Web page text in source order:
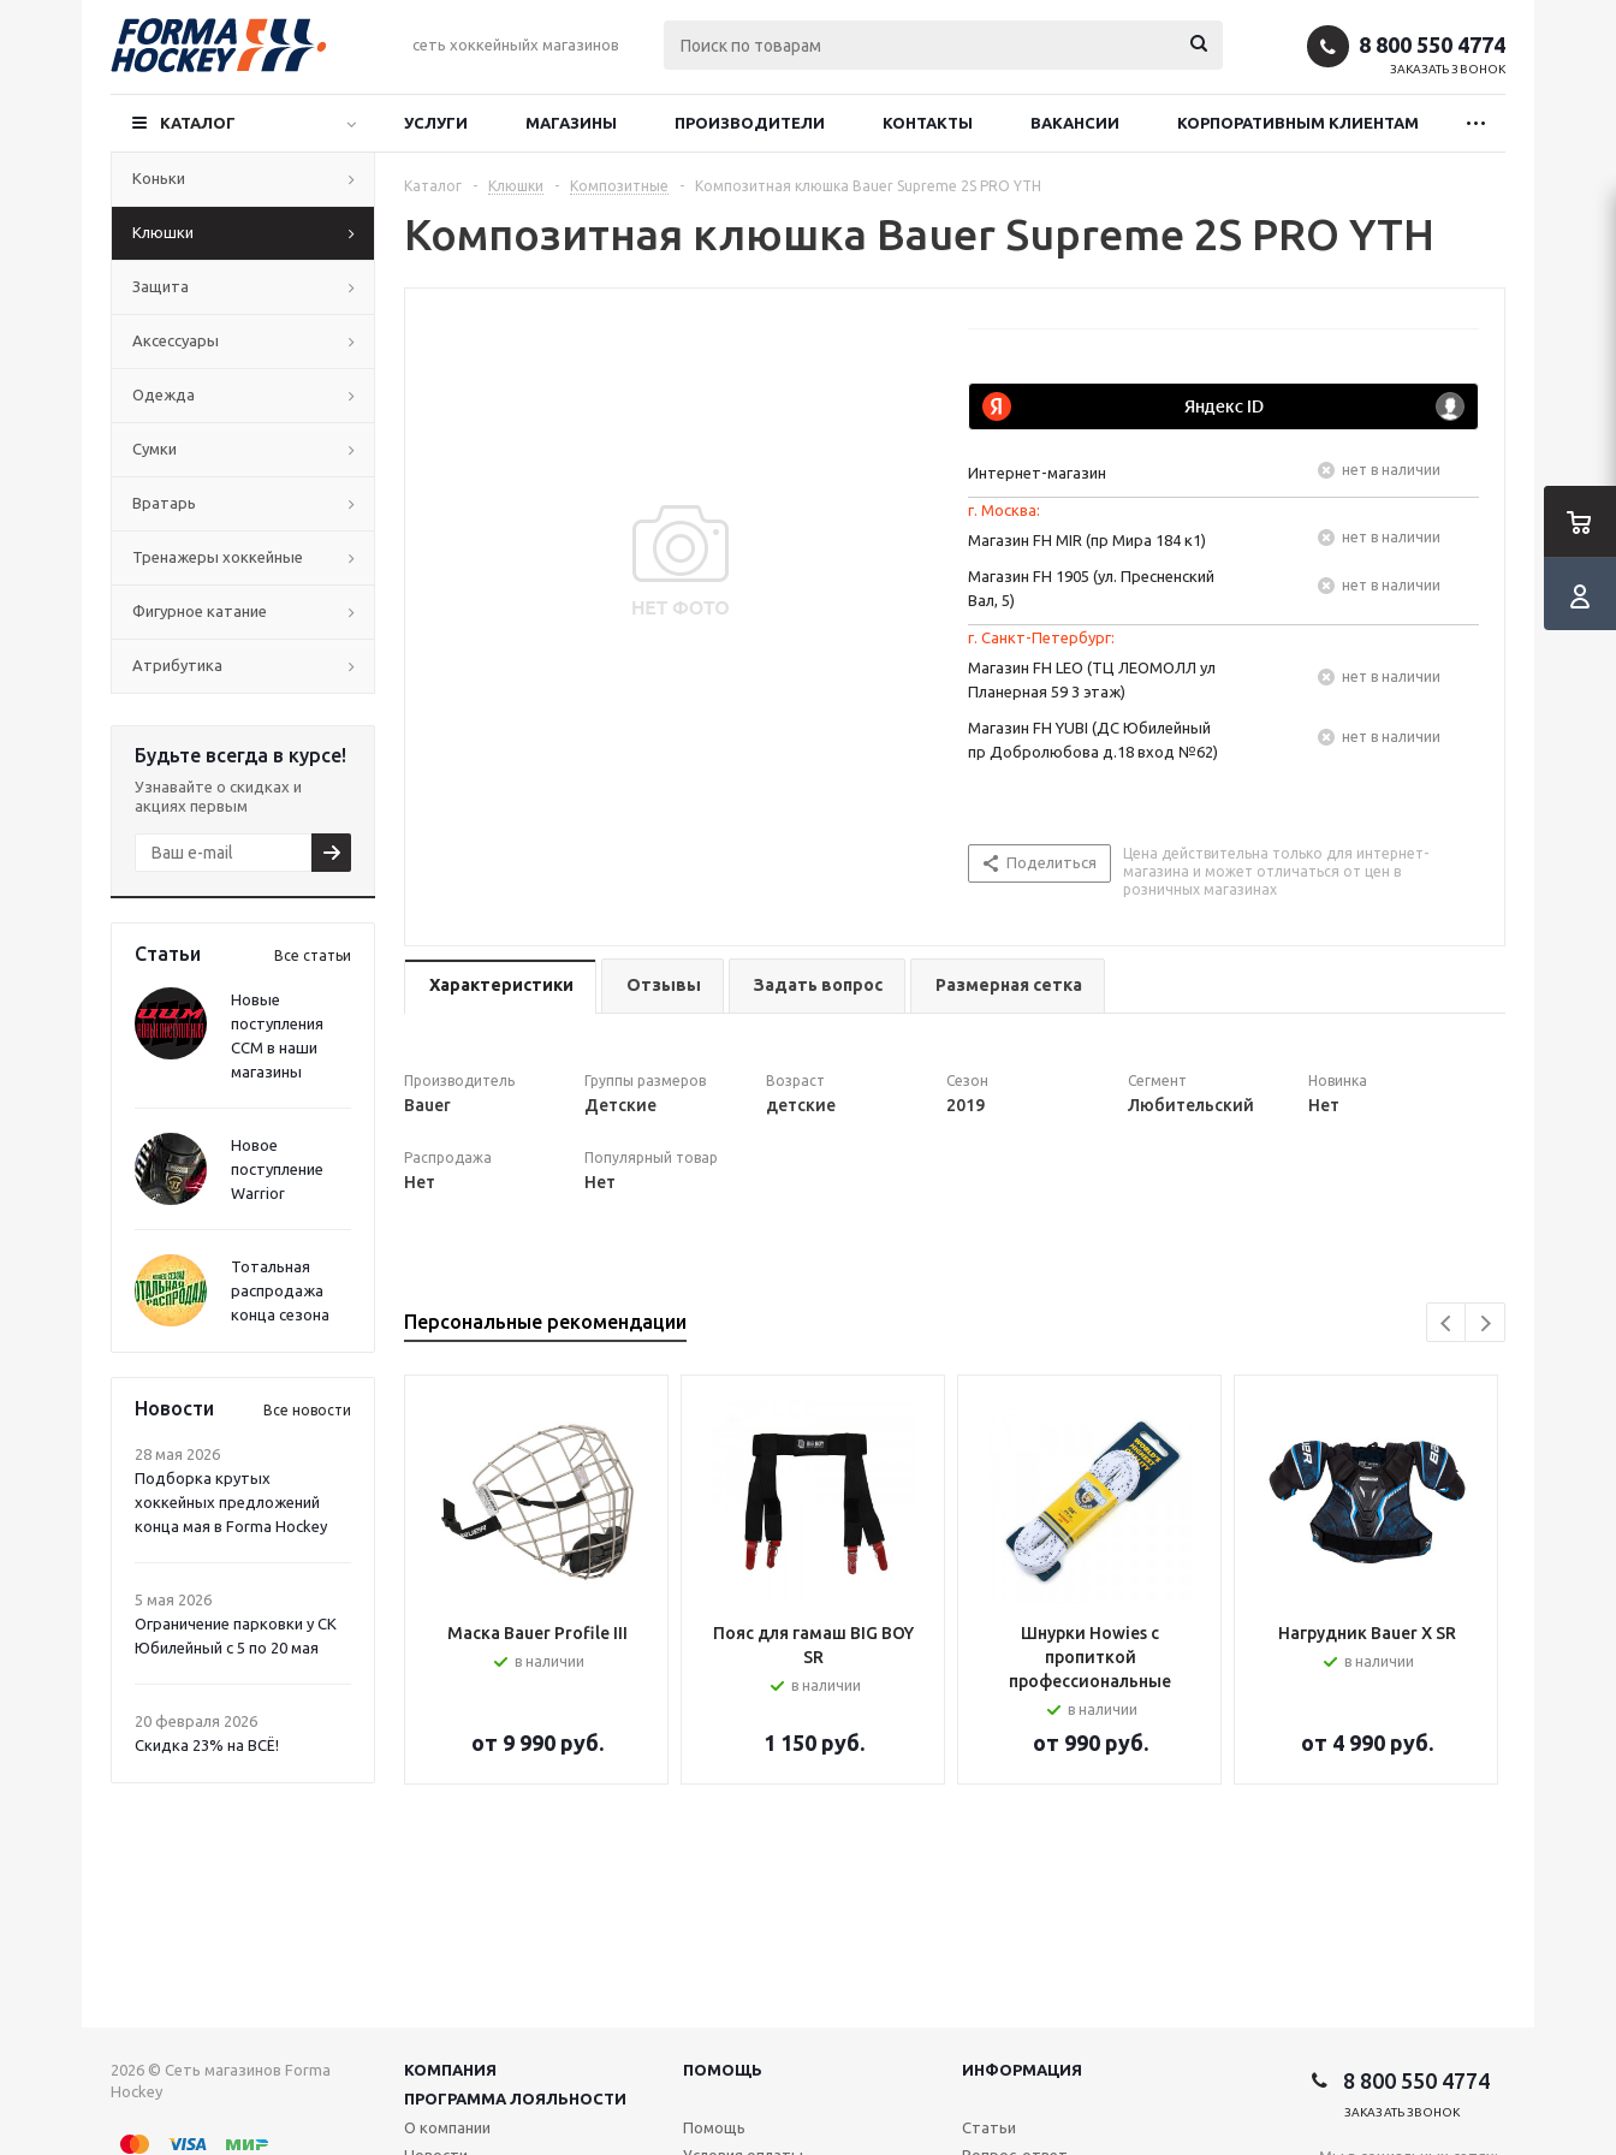
сеть хоккейныйх магазинов 8 800 550 4774
ЗАКАЗАТЬ ЗВОНОК
КАТАЛОГ УСЛУГИ МАГАЗИНЫ ПРОИЗВОДИТЕЛИ КОНТАКТЫ ВАКАНСИИ КОРПОРАТИВНЫМ КЛИЕНТАМ
Коньки
Клюшки
Защита
Аксессуары
Одежда
Сумки
Вратарь
Тренажеры хоккейные
Фигурное катание
Атрибутика
Будьте всегда в курсе!
Узнавайте о скидках и
акциях первым
Статьи Все статьи
Новые
поступления
CCM в наши
магазины
Новое
поступление
Warrior
Тотальная
распродажа
конца сезона
Новости Все новости
28 мая 2026
Подборка крутых
хоккейных предложений
конца мая в Forma Hockey
5 мая 2026
Ограничение парковки у СК
Юбилейный с 5 по 20 мая
20 февраля 2026
Скидка 23% на ВСË!
Каталог - Клюшки - Композитные - Композитная клюшка Bauer Supreme 2S PRO YTH
Композитная клюшка Bauer Supreme 2S PRO YTH
Интернет-магазин Нет в наличии
г. Москва:
Магазин FH MIR (пр Мира 184 к1)
Нет в наличии
Магазин FH 1905 (ул. Пресненский
Вал, 5)
Нет в наличии
г. Санкт-Петербург:
Магазин FH LEO (ТЦ ЛЕОМОЛЛ ул
Планерная 59 3 этаж)
Нет в наличии
Магазин FH YUBI (ДС Юбилейный
пр Добролюбова д.18 вход №62)
Нет в наличии
Поделиться
Цена действительна только для интернет-
магазина и может отличаться от цен в
розничных магазинах
Характеристики Отзывы Задать вопрос Размерная сетка
Производитель
Bauer
Группы размеров
Детские
Возраст
детские
Сезон
2019
Сегмент
Любительский
Новинка
Нет
Распродажа
Нет
Популярный товар
Нет
Персональные рекомендации
Маска Bauer Profile III
в наличии
от 9 990 руб.
Пояс для гамаш BIG BOY
SR
в наличии
1 150руб.
Шнурки Howies с
пропиткой
профессиональные
в наличии
от 990 руб.
Нагрудник Bauer X SR
в наличии
от 4 990 руб.
2026 © Сеть магазинов Forma
Hockey
КОМПАНИЯ ПОМОЩЬ
ИНФОРМАЦИЯ
ПРОГРАММА ЛОЯЛЬНОСТИ
О компании
Помощь
Статьи
8 800 550 4774
ЗАКАЗАТЬ ЗВОНОК